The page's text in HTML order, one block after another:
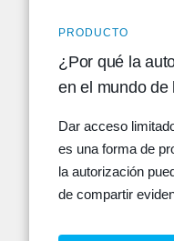
PRODUCTO
¿Por qué la
en el mundo de
Dar acceso
es una forma de
la autorización
de compartir